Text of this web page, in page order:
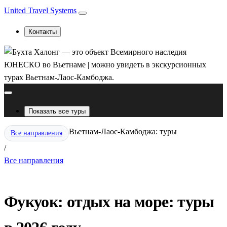
United Travel Systems
Контакты
Показать все туры
Все направления
/
Вьетнам-Лаос-Камбоджа: туры
Все направления
Фукуок: отдых на море: туры